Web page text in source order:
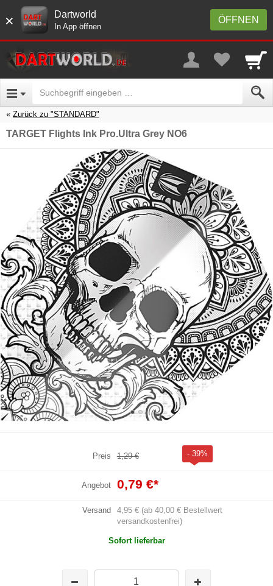
× ÖFFNEN
Dartworld
In App öffnen
Zurück zu "STANDARD"
TARGET Flights Ink Pro.Ultra Grey NO6
Preis 1,29 € - 39%
Angebot 0,79 €*
Versand
4,95 € (ab 40,00 € Bestellwert
versandkostenfrei)
Sofort lieferbar